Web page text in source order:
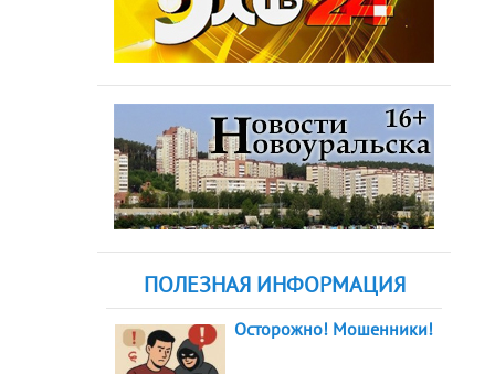
ПОЛЕЗНАЯ ИНФОРМАЦИЯ
Осторожно! Мошенники!